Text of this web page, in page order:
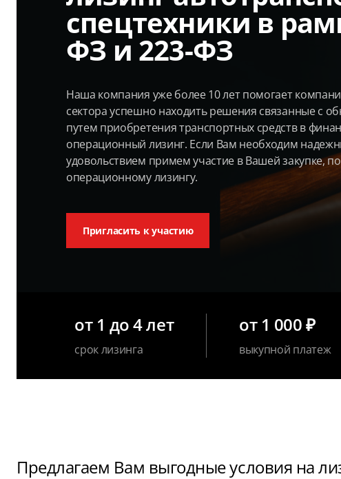
спецтехники в
ФЗ и 223-ФЗ
Наша компания уже более 10 лет помогает
сектора успешно находить решения связанные с
путем приобретения транспортных средств в
операционный лизинг. Если Вам необходим
удовольствием примем участие в Вашей закупке,
операционному лизингу.
Пригласить к участию
от 1 до 4 лет
срок лизинга
от 1 000 ₽
выкупной платеж
Предлагаем Вам выгодные условия на